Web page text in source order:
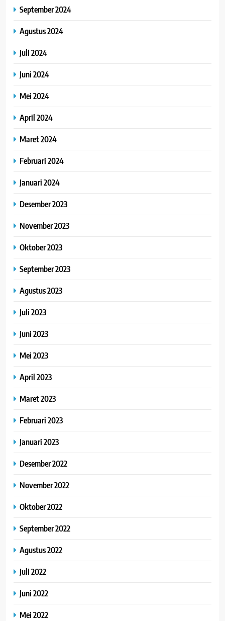
September 2024
Agustus 2024
Juli 2024
Juni 2024
Mei 2024
April 2024
Maret 2024
Februari 2024
Januari 2024
Desember 2023
November 2023
Oktober 2023
September 2023
Agustus 2023
Juli 2023
Juni 2023
Mei 2023
April 2023
Maret 2023
Februari 2023
Januari 2023
Desember 2022
November 2022
Oktober 2022
September 2022
Agustus 2022
Juli 2022
Juni 2022
Mei 2022